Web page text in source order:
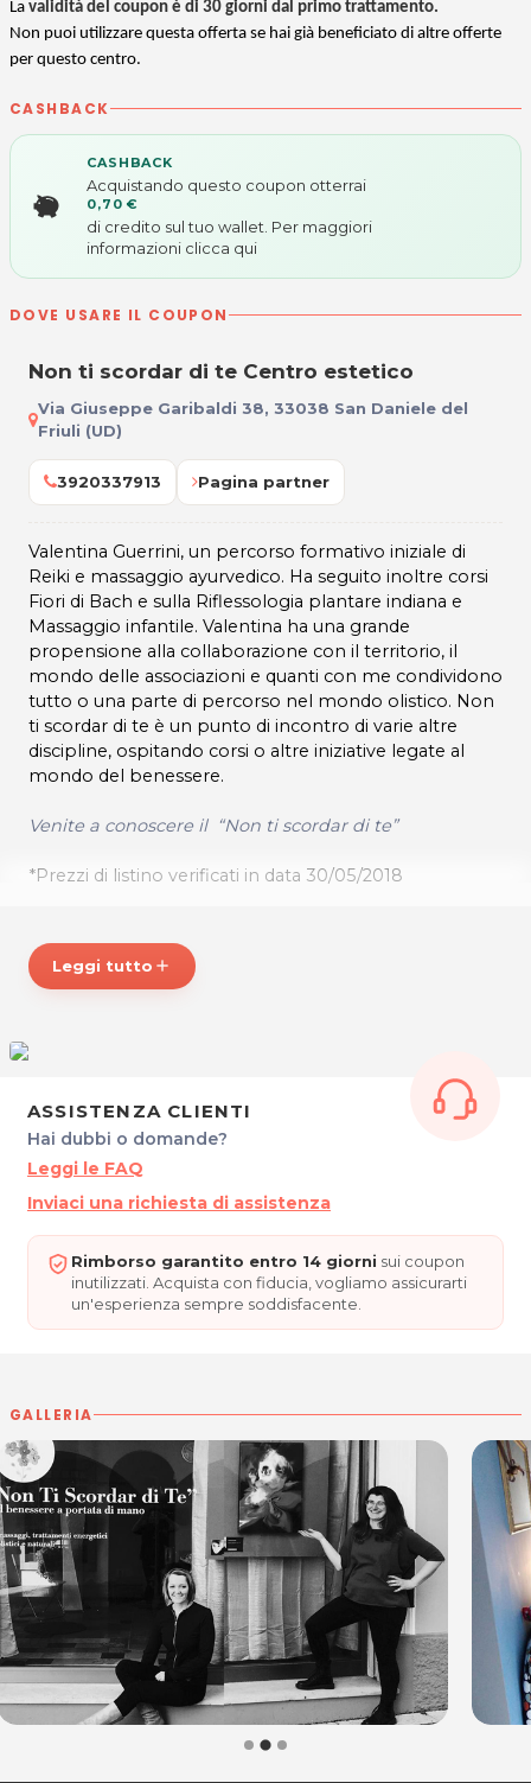
La validità del coupon è di 30 giorni dal primo trattamento.
Non puoi utilizzare questa offerta se hai già beneficiato di altre offerte
per questo centro.
CASHBACK
CASHBACK
Acquistando questo coupon otterrai
0,70 €
di credito sul tuo wallet. Per maggiori
informazioni clicca qui
DOVE USARE IL COUPON
Non ti scordar di te Centro estetico
Via Giuseppe Garibaldi 38, 33038 San Daniele del
Friuli (UD)
3920337913 Pagina partner
Valentina Guerrini, un percorso formativo iniziale di
Reiki e massaggio ayurvedico. Ha seguito inoltre corsi
Fiori di Bach e sulla Riflessologia plantare indiana e
Massaggio infantile. Valentina ha una grande
propensione alla collaborazione con il territorio, il
mondo delle associazioni e quanti con me condividono
tutto o una parte di percorso nel mondo olistico. Non
ti scordar di te è un punto di incontro di varie altre
discipline, ospitando corsi o altre iniziative legate al
mondo del benessere.
Venite a conoscere il “Non ti scordar di te”
*Prezzi di listino verificati in data 30/05/2018
Si riceve su appuntamento
Per ulteriori informazioni sull'offerta o sulle modalità di
acquisto scrivi a
Leggi tutto add
ASSISTENZA CLIENTI
Hai dubbi o domande?
Leggi le FAQ
Inviaci una richiesta di assistenza
Rimborso garantito entro 14 giorni sui coupon
inutilizzati. Acquista con fiducia, vogliamo assicurarti
un'esperienza sempre soddisfacente.
GALLERIA